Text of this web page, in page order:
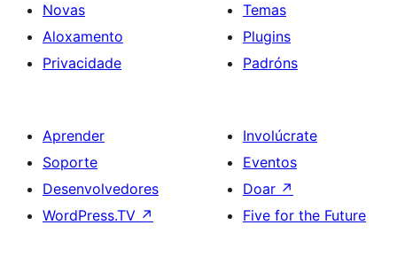
Novas
Aloxamento
Privacidade
Temas
Plugins
Padróns
Aprender
Soporte
Desenvolvedores
WordPress.TV ↗
Involúcrate
Eventos
Doar ↗
Five for the Future